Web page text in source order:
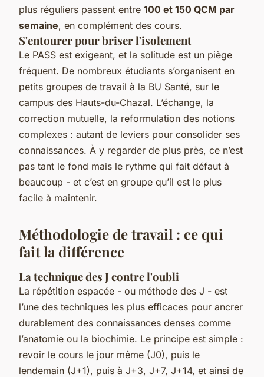
plus réguliers passent entre 100 et 150 QCM par
semaine, en complément des cours.
S'entourer pour briser l'isolement
Le PASS est exigeant, et la solitude est un piège
fréquent. De nombreux étudiants s’organisent en
petits groupes de travail à la BU Santé, sur le
campus des Hauts-du-Chazal. L’échange, la
correction mutuelle, la reformulation des notions
complexes : autant de leviers pour consolider ses
connaissances. À y regarder de plus près, ce n’est
pas tant le fond mais le rythme qui fait défaut à
beaucoup - et c’est en groupe qu’il est le plus
facile à maintenir.
Méthodologie de travail : ce qui
fait la différence
La technique des J contre l'oubli
La répétition espacée - ou méthode des J - est
l’une des techniques les plus efficaces pour ancrer
durablement des connaissances denses comme
l’anatomie ou la biochimie. Le principe est simple :
revoir le cours le jour même (J0), puis le
lendemain (J+1), puis à J+3, J+7, J+14, et ainsi de